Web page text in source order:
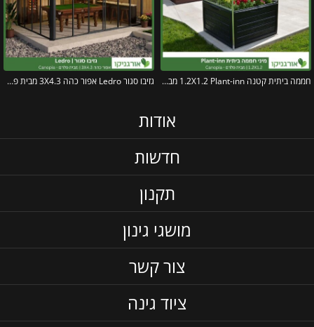
חממה ביתית קטנה 1.2X1.2 Plant-inn מבית פלרם – קנופיה גזיבו סגור Ledro אפור כהה 3X4.3 מבית פלרם – Canopia
אודות
חדשות
תקנון
מושגי גינון
צור קשר
ציוד גינה